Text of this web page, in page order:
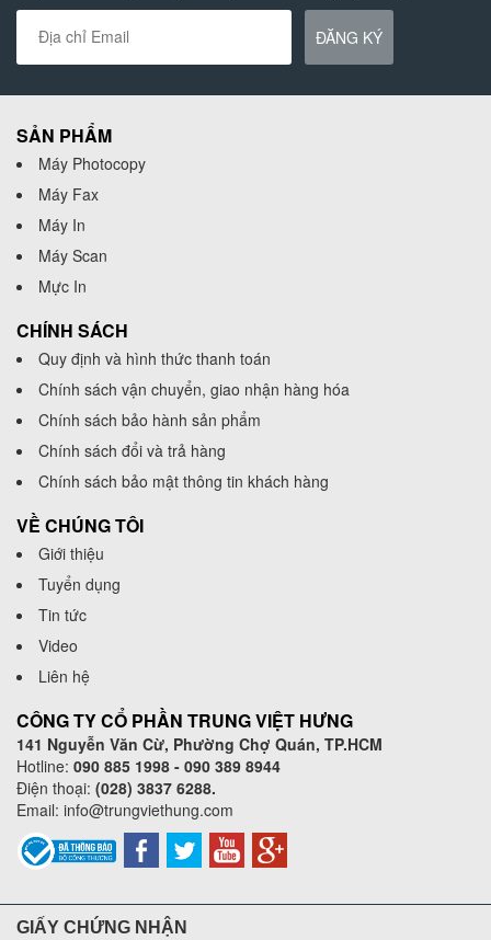
ĐĂNG KÝ
SẢN PHẨM
Máy Photocopy
Máy Fax
Máy In
Máy Scan
Mực In
CHÍNH SÁCH
Quy định và hình thức thanh toán
Chính sách vận chuyển, giao nhận hàng hóa
Chính sách bảo hành sản phẩm
Chính sách đổi và trả hàng
Chính sách bảo mật thông tin khách hàng
VỀ CHÚNG TÔI
Giới thiệu
Tuyển dụng
Tin tức
Video
Liên hệ
CÔNG TY CỔ PHẦN TRUNG VIỆT HƯNG
141 Nguyễn Văn Cừ, Phường Chợ Quán, TP.HCM
Hotline: 090 885 1998 - 090 389 8944
Điện thoại: (028) 3837 6288.
Email: info@trungviethung.com
GIẤY CHỨNG NHẬN